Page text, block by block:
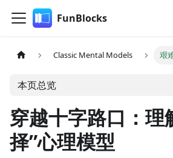
FunBlocks
Classic Mental Models 艰
本页总览
穿越十字路口：理
择”心理模型